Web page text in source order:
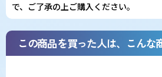
で、ご了承の上ご購入ください。
この商品を買った人は、こんな